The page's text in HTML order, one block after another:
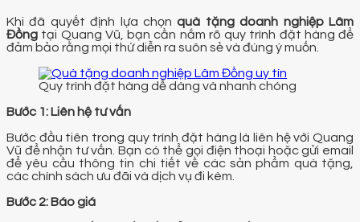
Khi đã quyết định lựa chọnquà tặng doanh nghiệp Lâm
Đồng tại Quang Vũ, bạn cần nắm rõ quy trình đặt hàng để
đảm bảo rằng mọi thứ diễn ra suôn sẻ và đúng ý muốn.
Quy trình đặt hàng dễ dàng và nhanh chóng
Bước 1: Liên hệ tư vấn
Bước đầu tiên trong quy trình đặt hàng là liên hệ với Quang
Vũ để nhận tư vấn. Bạn có thể gọi điện thoại hoặc gửi email
để yêu cầu thông tin chi tiết về các sản phẩm quà tặng,
các chính sách ưu đãi và dịch vụ đi kèm.
Bước 2: Báo giá